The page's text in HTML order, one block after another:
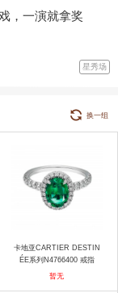
，一演就拿奖
星秀场
换一组
卡地亚CARTIER DESTIN
ÉE系列N4766400 戒指
暂无